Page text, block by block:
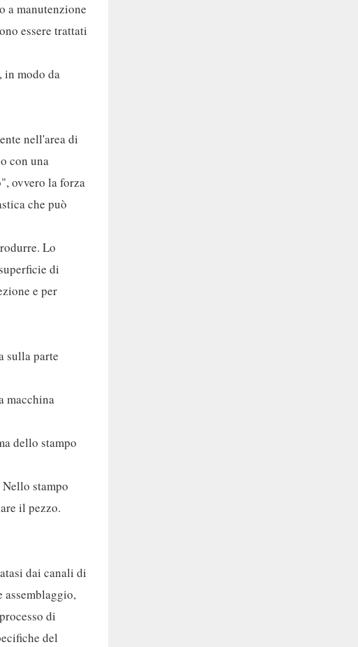
a manutenzione
essere trattati
modo da
nell'area di
con una
ovvero la forza
che può
Lo
di
e per
sulla parte
macchina
dello stampo
stampo
il pezzo.
dai canali di
di
del